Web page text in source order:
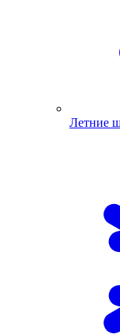
Летние